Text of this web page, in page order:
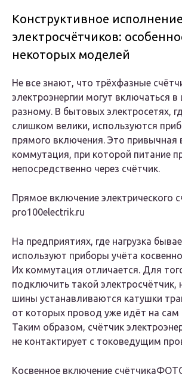
Конструктивное исполнение
электросчётчиков:
некоторых моделей
Не все знают, что трёхфазные
электроэнергии могут включаться в
разному. В бытовых электросетях,
слишком велики, используются
прямого включения. Это привычная
коммутация, при которой питание
непосредственно через счётчик.
Прямое включение электрического
pro100electrik.ru
На предприятиях, где нагрузка
используют приборы учёта
Их коммутация отличается. Для
подключить такой электросчётчик,
шины устанавливаются катушки
от которых провод уже идёт на сам
Таким образом, счётчик
не контактирует с токоведущим
Косвенное включение